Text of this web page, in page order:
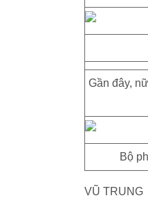
Gần đây,
Bộ
VŨ TRUNG